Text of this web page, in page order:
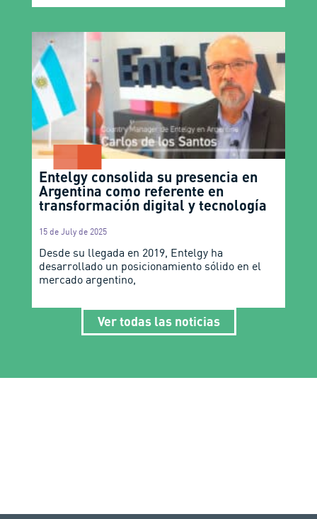
Entelgy consolida su presencia en
Argentina como referente en
transformación digital y tecnología
15 de July de 2025
Desde su llegada en 2019, Entelgy ha
desarrollado un posicionamiento sólido en el
mercado argentino,
Ver todas las noticias